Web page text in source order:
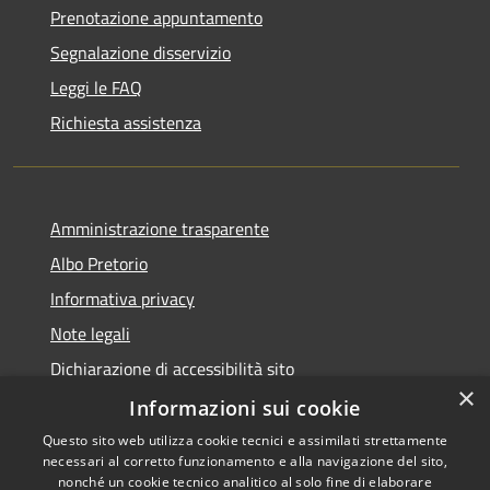
Prenotazione appuntamento
Segnalazione disservizio
Leggi le FAQ
Richiesta assistenza
Amministrazione trasparente
Albo Pretorio
Informativa privacy
Note legali
Dichiarazione di accessibilità sito
Dichiarazione di accessibilità app Municipium
×
Informazioni sui cookie
Questo sito web utilizza cookie tecnici e assimilati strettamente
necessari al corretto funzionamento e alla navigazione del sito,
nonché un cookie tecnico analitico al solo fine di elaborare